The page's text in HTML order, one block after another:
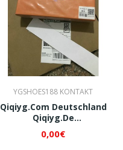
YGSHOES188 KONTAKT
Qiqiyg.com Deutschland
Qiqiyg.de
QI520
0,00€